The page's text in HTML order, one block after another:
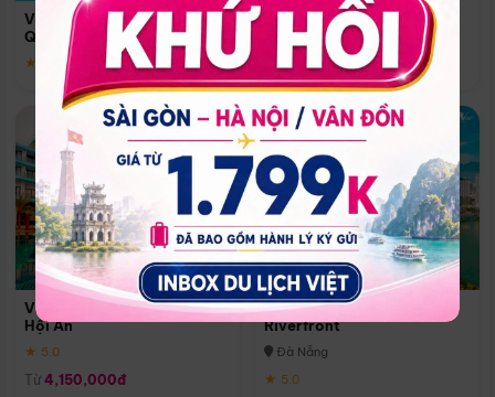
Vinpearl Resort & Spa Phu
Quoc
★ 5.0
Quoc
Phú Quốc
★ 5.0
Vinpearl Resort & Golf Nam
Hội An
★ 5.0
Từ 4,150,000đ
Melia Vinpearl Danang
Riverfront
Đà Nẵng
★ 5.0